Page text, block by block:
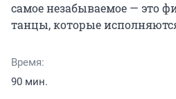
самое незабываемое — это
танцы, которые
Время:
90 мин.